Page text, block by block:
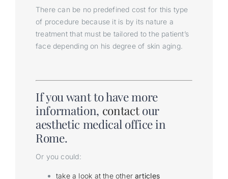
There can be no predefined cost for this type
of procedure because it is by its nature a
treatment that must be tailored to the patient’s
face depending on his degree of skin aging.
If you want to have more
information, contactour
aesthetic medical office in
Rome.
Or you could:
take a look at the otherarticles